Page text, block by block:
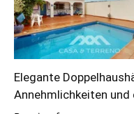
Elegante
Annehmlichkeiten und